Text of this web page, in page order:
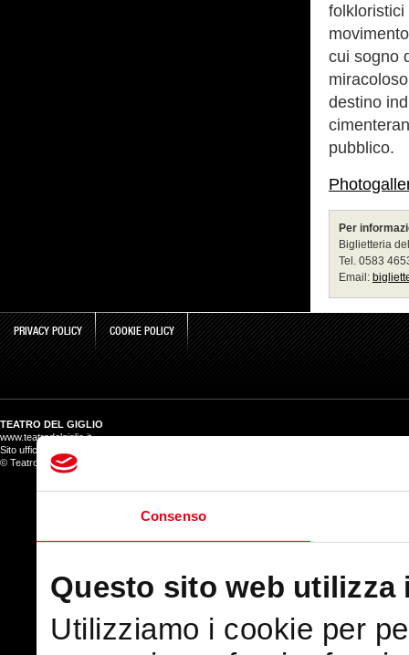
Consenso
Questo sito web utilizza
Utilizziamo i cookie per
cui sogno
destino
pubblico.
Per
Biglietteria
Tel. 0583
Email:
PRIVACY POLICY COOKIE POLICY
TEATRO DEL GIGLIO
www.teatrodelgiglio.it
Sito ufficiale del Teatro del Giglio ATG
© Teatro del Giglio salvo ove diversamente indicato